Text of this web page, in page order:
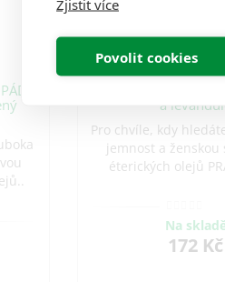
Zjistit více
Povolit cookies
-
a
Pro chvíle, kdy
jemnost a ženskou
éterických olejů
Na
172 Kč